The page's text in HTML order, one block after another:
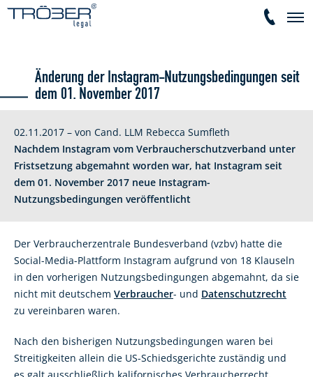
Änderung der Instagram-Nutzungsbedingungen seit
dem 01. November 2017
02.11.2017 – von Cand. LLM Rebecca Sumfleth
Nachdem Instagram vom Verbraucherschutzverband unter
Fristsetzung abgemahnt worden war, hat Instagram seit
dem 01. November 2017 neue Instagram-
Nutzungsbedingungen veröffentlicht
Der Verbraucherzentrale Bundesverband (vzbv) hatte die
Social-Media-Plattform Instagram aufgrund von 18 Klauseln
in den vorherigen Nutzungsbedingungen abgemahnt, da sie
nicht mit deutschem Verbraucher- und Datenschutzrecht
zu vereinbaren waren.
Nach den bisherigen Nutzungsbedingungen waren bei
Streitigkeiten allein die US-Schiedsgerichte zuständig und